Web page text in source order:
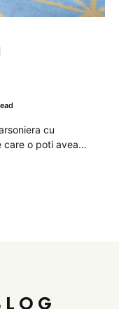
cu
care o poti avea…